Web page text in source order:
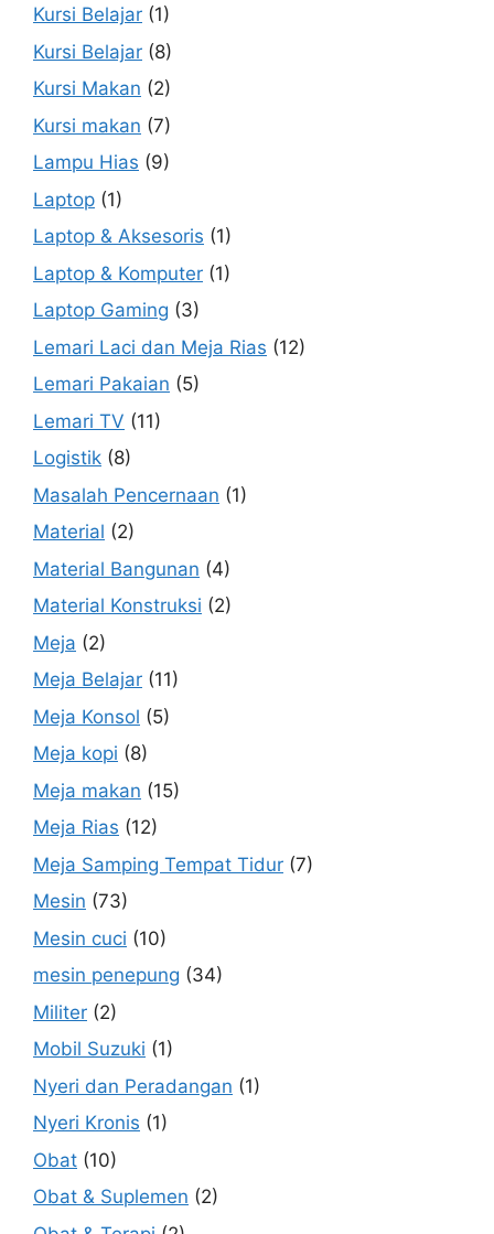
Kursi Belajar (1)
Kursi Belajar (8)
Kursi Makan (2)
Kursi makan (7)
Lampu Hias (9)
Laptop (1)
Laptop & Aksesoris (1)
Laptop & Komputer (1)
Laptop Gaming (3)
Lemari Laci dan Meja Rias (12)
Lemari Pakaian (5)
Lemari TV (11)
Logistik (8)
Masalah Pencernaan (1)
Material (2)
Material Bangunan (4)
Material Konstruksi (2)
Meja (2)
Meja Belajar (11)
Meja Konsol (5)
Meja kopi (8)
Meja makan (15)
Meja Rias (12)
Meja Samping Tempat Tidur (7)
Mesin (73)
Mesin cuci (10)
mesin penepung (34)
Militer (2)
Mobil Suzuki (1)
Nyeri dan Peradangan (1)
Nyeri Kronis (1)
Obat (10)
Obat & Suplemen (2)